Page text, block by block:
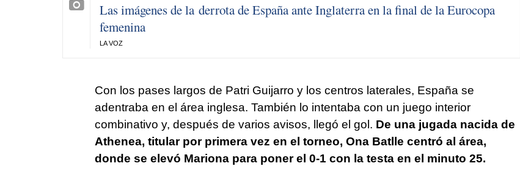
Las imágenes de la derrota de España ante Inglaterra en la final de la Eurocopa
femenina
LA VOZ
Con los pases largos de Patri Guijarro y los centros laterales, España se
adentraba en el área inglesa. También lo intentaba con un juego interior
combinativo y, después de varios avisos, llegó el gol. De una jugada nacida de
Athenea, titular por primera vez en el torneo, Ona Batlle centró al área,
donde se elevó Mariona para poner el 0-1 con la testa en el minuto 25.